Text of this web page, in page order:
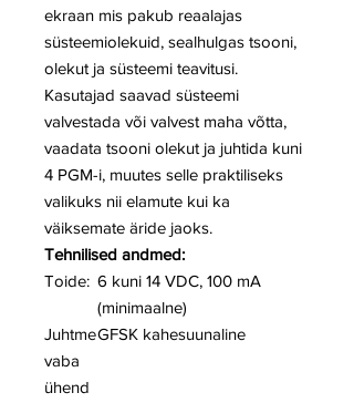
ekraan mis pakub reaalajas
süsteemiolekuid, sealhulgas tsooni,
olekut ja süsteemi teavitusi.
Kasutajad saavad süsteemi
valvestada või valvest maha võtta,
vaadata tsooni olekut ja juhtida kuni
4 PGM-i, muutes selle praktiliseks
valikuks nii elamute kui ka
väiksemate äride jaoks.
Tehnilised andmed:
Toide: 6 kuni 14 VDC, 100 mA
(minimaalne)
Juhtme
vaba
ühend
GFSK kahesuunaline